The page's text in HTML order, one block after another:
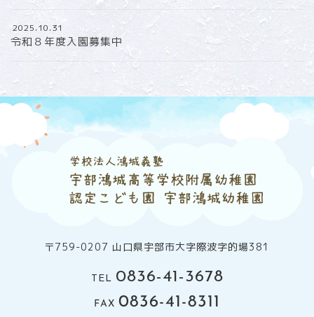
2025.10.31
令和８年度入園募集中
〒759-0207 山口県宇部市大字際波字的場381
TEL 0836-41-3678
FAX 0836-41-8311